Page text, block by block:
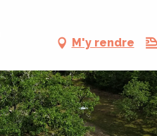
M'y rendre